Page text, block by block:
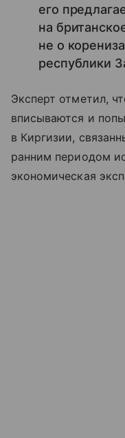
его
на
не о
республики
Эксперт отметил,
вписываются и
в Киргизии,
ранним периодом
экономическая